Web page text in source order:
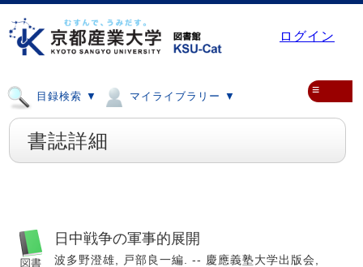
ログイン
目録検索 ▼ マイライブラリー ▼ ≡
書誌詳細
日中戦争の軍事的展開
波多野澄雄, 戸部良一編. -- 慶應義塾大学出版会,